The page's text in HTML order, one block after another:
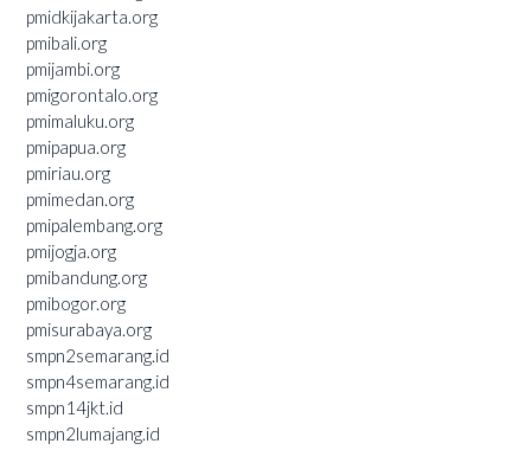
pmidkijakarta.org
pmibali.org
pmijambi.org
pmigorontalo.org
pmimaluku.org
pmipapua.org
pmiriau.org
pmimedan.org
pmipalembang.org
pmijogja.org
pmibandung.org
pmibogor.org
pmisurabaya.org
smpn2semarang.id
smpn4semarang.id
smpn14jkt.id
smpn2lumajang.id